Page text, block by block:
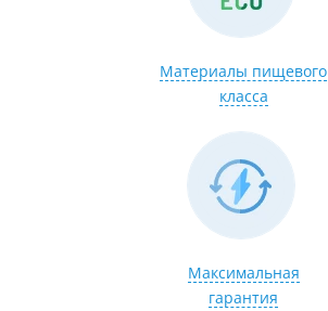
Материалы пищевого
класса
Максимальная
гарантия